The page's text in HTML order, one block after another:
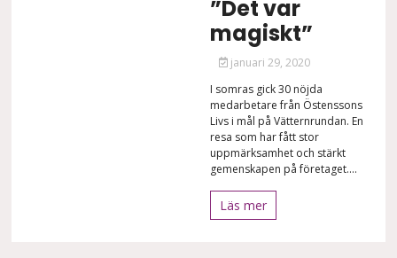
”Det var
magiskt”
januari 29, 2020
I somras gick 30 nöjda
medarbetare från Östenssons
Livs i mål på Vätternrundan. En
resa som har fått stor
uppmärksamhet och stärkt
gemenskapen på företaget....
Läs mer